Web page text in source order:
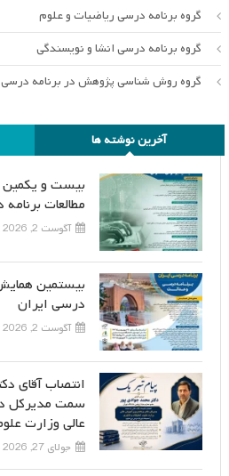
گروه برنامه درسی ریاضیات و علوم
گروه برنامه درسی انشا و نویسندگی
گروه روش شناسی پژوهش در برنامه درسی
آخرین نوشته ها
بیست و یکمین
مطالعات
آگوست 2, 2026
بیستمین
درسی ایران
آگوست 2, 2026
انتصاب آقای
سمت مدیرکل
عالی وزارت
جولای 27, 2026